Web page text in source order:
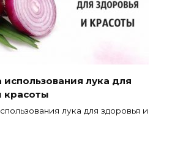
использования лука для
красоты
лука для здоровья и